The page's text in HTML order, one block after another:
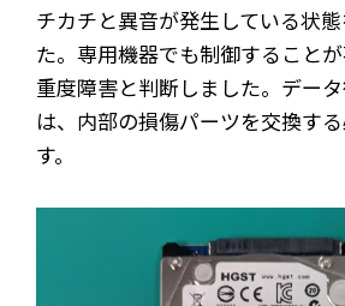
チカチと異音が発生している状
た。専用機器でも制御することが
重度障害と判断しました。デー
は、内部の損傷パーツを交換す
す。